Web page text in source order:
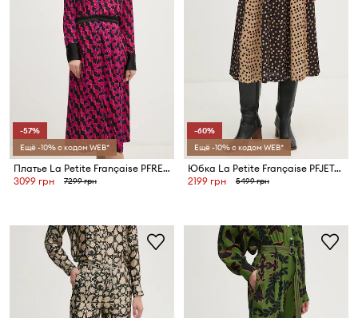
-57%
Ещё -10% с кодом WEB*
Платье La Petite Française PFREDOUTABLE
3099 грн
7299 грн
-60%
Ещё -10% с кодом WEB*
Юбка La Petite Française PFJETABLE
2199 грн
5499 грн